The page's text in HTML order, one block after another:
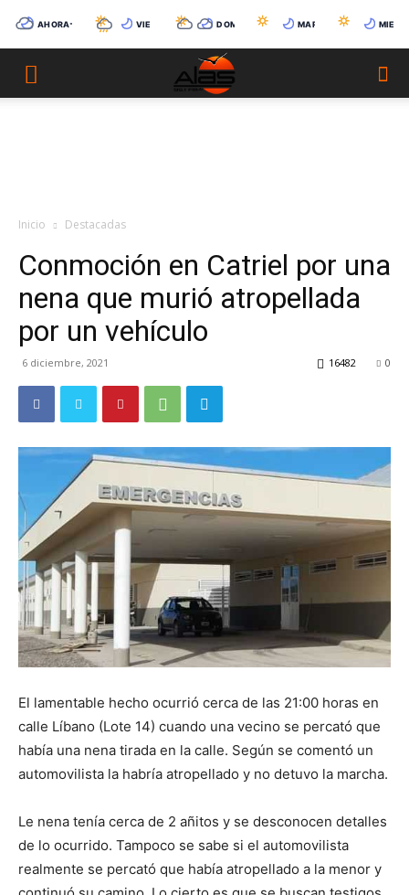
AHORA-1°C Catriel
CubiertoParcialmente Nublado
VIE 0717°C-2°C InestableMayormente Despejado y Ventoso
DOM 09
7°C -6°C Condiciones variables
MAR 11 -3°C MIÉ 12
Inicio Destacadas
Conmoción en Catriel por una
nena que murió atropellada
por un vehículo
6 diciembre, 2021 0
16482
El lamentable hecho ocurrió cerca de las 21:00 horas en
calle Líbano (Lote 14) cuando una vecino se percató que
había una nena tirada en la calle. Según se comentó un
automovilista la habría atropellado y no detuvo la marcha.
Le nena tenía cerca de 2 añitos y se desconocen detalles
de lo ocurrido. Tampoco se sabe si el automovilista
realmente se percató que había atropellado a la menor y